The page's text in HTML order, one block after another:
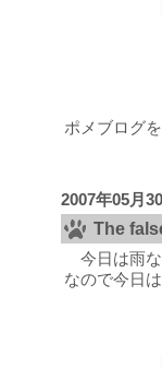
ポメブログ
2007年05月
The
今日は雨
なので今日